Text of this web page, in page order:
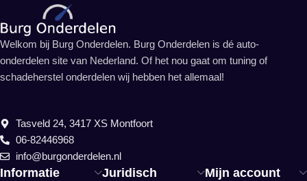
Informatie Juridisch Mijn account
Welkom bij Burg Onderdelen. Burg Onderdelen is dé auto-
onderdelen site van Nederland. Of het nou gaat om tuning of
schadeherstel onderdelen wij hebben het allemaal!
Tasveld 24, 3417 XS Montfoort
06-82446968
info@burgonderdelen.nl